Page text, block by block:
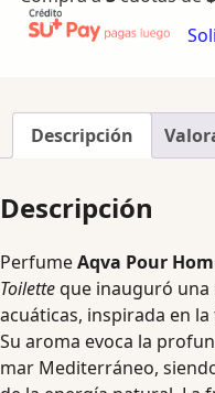
Descripción
Descripción
PerfumeAqva Pour
Toiletteque inauguró una
acuáticas, inspirada en
Su aroma evoca la
mar Mediterráneo,